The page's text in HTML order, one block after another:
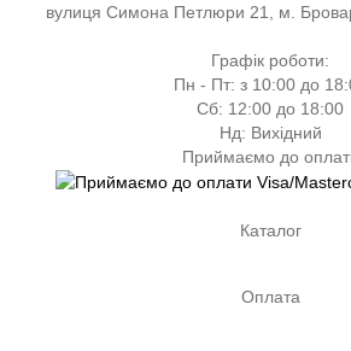
вулиця Симона Петлюри 21, м.
Графік роботи:
Пн - Пт: з 10:00 до
Сб: 12:00 до 18:00
Нд: Вихідний
Приймаємо до
Каталог
Оплата